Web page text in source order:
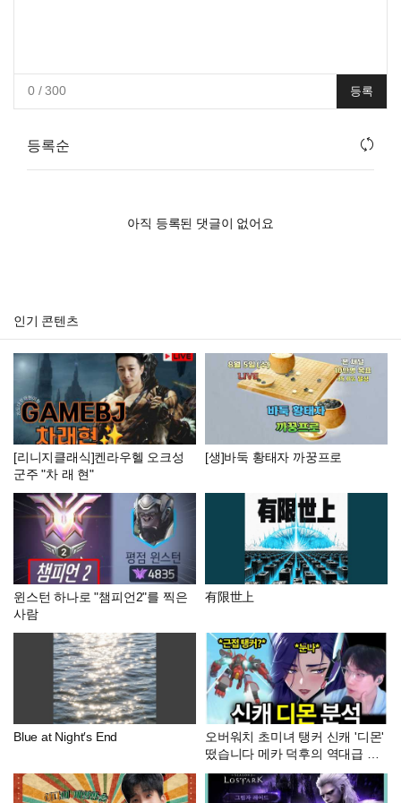
0/ 300 등록
등록순
아직 등록된 댓글이 없어요
인기 콘텐츠
[리니지클래식]켄라우헬 오크성
군주 "차 래 현"
[생]바둑 황태자 까꿍프로
윈스턴 하나로 "챔피언2"를 찍은
사람
有限世上
Blue at Night′s End
오버워치 초미녀 탱커 신캐 '디몬'
떴습니다 메카 덕후의 역대급 분
석&망상회로